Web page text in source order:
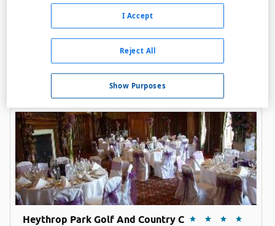
Bares / Restaurantes
Acceso personas con movilidad reducida
Heythrop Park Golf And Country C
Show Purposes
Reject All
I Accept